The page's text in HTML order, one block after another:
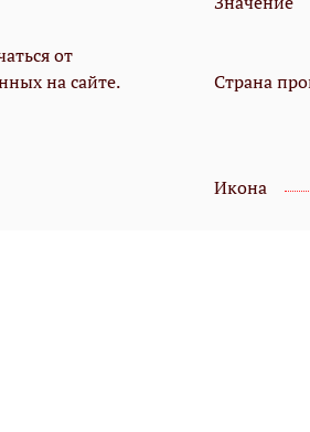
от
на сайте.
Страна
Икона